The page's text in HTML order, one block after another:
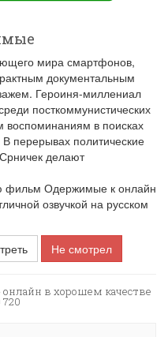
мира смартфонов,
документальным
Героиня-миллениал
посткоммунистических
воспоминаниям в поисках
перерывах политические
делают
фильм Одержимые к онлайн
озвучкой на русском
Не смотрел
в хорошем качестве
720